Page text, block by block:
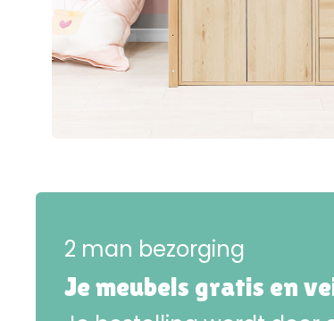
2 man bezorging
Je meubels gratis en